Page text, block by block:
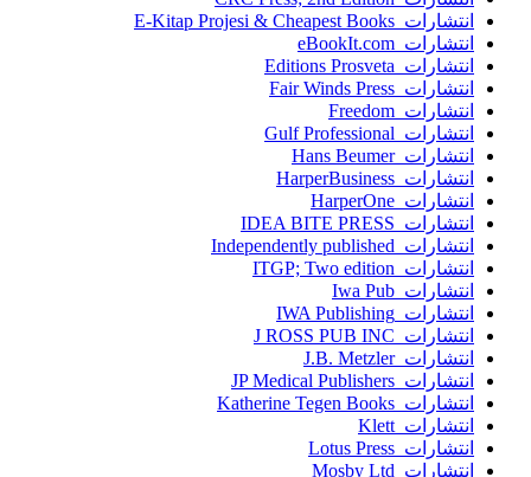
انتشارات E-Kitap Projesi & Cheapest Books
انتشارات eBookIt.com
انتشارات Editions Prosveta
انتشارات Fair Winds Press
انتشارات Freedom
انتشارات Gulf Professional
انتشارات Hans Beumer
انتشارات HarperBusiness
انتشارات HarperOne
انتشارات IDEA BITE PRESS
انتشارات Independently published
انتشارات ITGP; Two edition
انتشارات Iwa Pub
انتشارات IWA Publishing
انتشارات J ROSS PUB INC
انتشارات J.B. Metzler
انتشارات JP Medical Publishers
انتشارات Katherine Tegen Books
انتشارات Klett
انتشارات Lotus Press
انتشارات Mosby Ltd